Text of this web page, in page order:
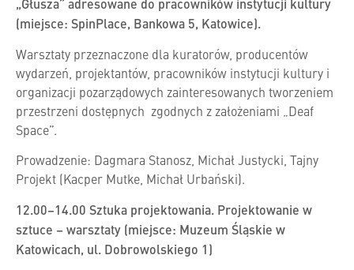
(miejsce: SpinPlace, Bankowa 5, Katowice).
Warsztaty przeznaczone dla kuratorów, producentów
wydarzeń, projektantów, pracowników instytucji kultury i
organizacji pozarządowych zainteresowanych tworzeniem
przestrzeni dostępnych zgodnych z założeniami „Deaf
Space”.
Prowadzenie: Dagmara Stanosz, Michał Justycki, Tajny
Projekt (Kacper Mutke, Michał Urbański).
12.00–14.00 Sztuka projektowania. Projektowanie w
sztuce – warsztaty (miejsce: Muzeum Śląskie w
Katowicach, ul. Dobrowolskiego 1)